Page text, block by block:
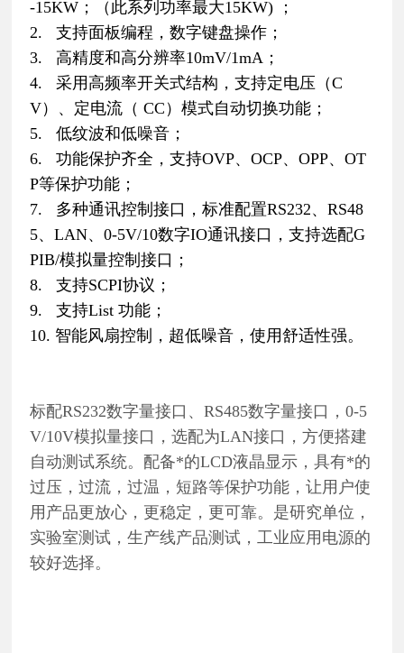
-15KW；（此系列功率最大15KW) ；
2. 支持面板编程，数字键盘操作；
3. 高精度和高分辨率10mV/1mA；
4. 采用高频率开关式结构，支持定电压（C
V）、定电流（ CC）模式自动切换功能；
5. 低纹波和低噪音；
6. 功能保护齐全，支持OVP、OCP、OPP、OT
P等保护功能；
7. 多种通讯控制接口，标准配置RS232、RS48
5、LAN、0-5V/10数字IO通讯接口，支持选配G
PIB/模拟量控制接口；
8. 支持SCPI协议；
9. 支持List 功能；
10. 智能风扇控制，超低噪音，使用舒适性强。
标配RS232数字量接口、RS485数字量接口，0-5
V/10V模拟量接口，选配为LAN接口，方便搭建
自动测试系统。配备*的LCD液晶显示，具有*的
过压，过流，过温，短路等保护功能，让用户使
用产品更放心，更稳定，更可靠。是研究单位，
实验室测试，生产线产品测试，工业应用电源的
较好选择。